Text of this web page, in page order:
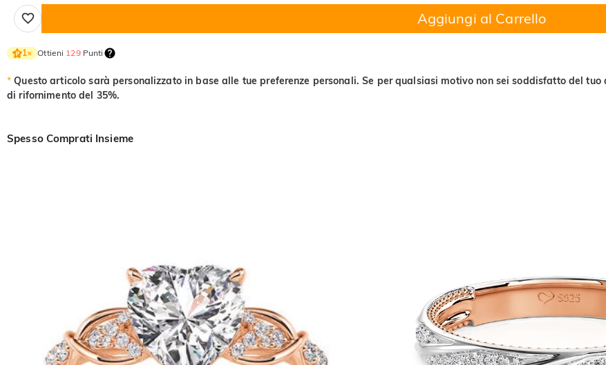
Aggiungi al Carrello
1× Ottieni 129Punti
* Questo articolo sarà personalizzato in base alle tue preferenze personali. Se per qualsiasi motivo non sei soddisfatto del
di rifornimento del 35%.
Spesso Comprati Insieme